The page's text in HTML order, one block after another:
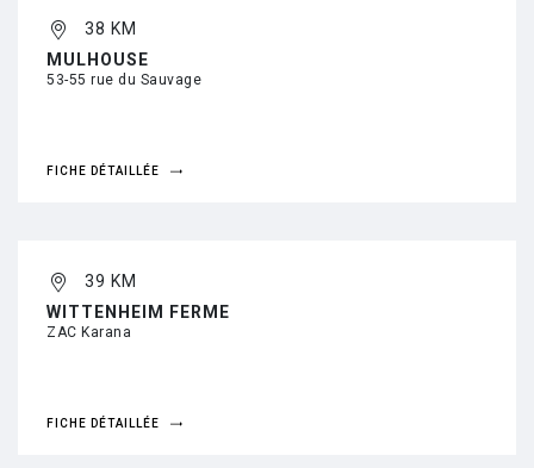
38 KM
MULHOUSE
53-55 rue du Sauvage
FICHE DÉTAILLÉE
39 KM
WITTENHEIM FERME
ZAC Karana
FICHE DÉTAILLÉE